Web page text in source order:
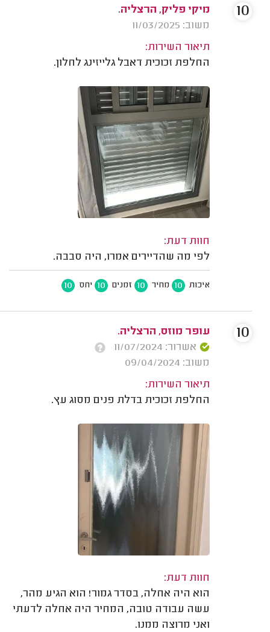
מיקי פליק, הרצליה.
משוב: 11/03/2025
תיאור השירות:
החלפת זכוכית דאבל גלייזינג לחלון.
חוות דעת:
לפי מה שהדיירים אמרו, היה סבבה.
איכות 10 מחיר 10 זמנים 10 יחס 10
10
עופר מוזס, הרצליה.
אשרור: 11/07/2024
משוב: 09/04/2024
תיאור השירות:
החלפת זכוכית בדלת פנים מסוג עץ.
חוות דעת:
הוא היה אחלה, בסדר גמור! הוא הגיע מהר,
עשה עבודה טובה, המחיר היה אחלה לדעתי
ואני מרוצה ממנו.
10